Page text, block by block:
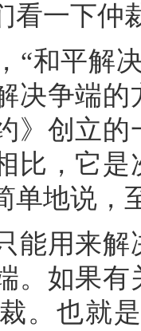
一下仲
平解决
决争端
》创立
比，它
单地说，
用来解
。如果
。也就